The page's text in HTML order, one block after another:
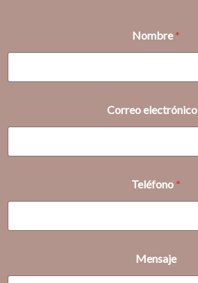
Nombre*
Correo electrónico
Teléfono *
o
m
Mensaje